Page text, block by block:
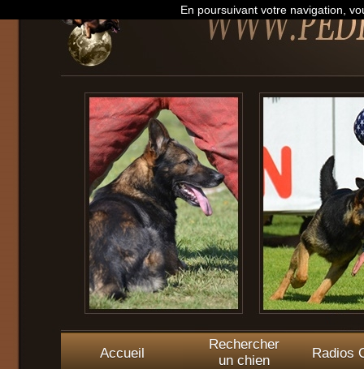
Accueil
Rechercher
un chien
Radios
En poursuivant votre navigation,